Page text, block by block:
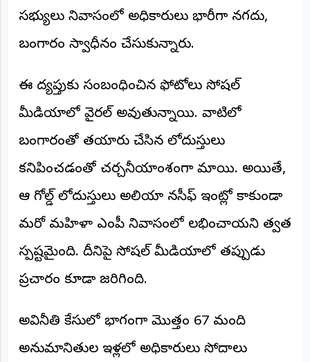
క్రీడలు
జాతీయం
అంతర్జాతీయం
ఆర్టీఐ
డెస్క్
DESK)
మా
రిపోర్టర్లు
రిపోర్టర్‌గా
చేరండి
లాగిన్
(Login)
సభ్యురాలు నివాసంలో అధికారులు భారీగా నగదు,
బంగారం స్వాధీనం చేసుకున్నారు.
ఈ దర్యాప్తుకు సంబంధించిన ఫోటోలు సోషల్
మీడియాలో వైరల్ అవుతున్నాయి. వాటిలో
బంగారంతో తయారు చేసిన లోదుస్తులు
కనిపించడంతో చర్చనీయాంశంగా మారాయి. అయితే,
ఆ గోల్డ్ లోదుస్తులు అలియా నసీఫ్ ఇంట్లో కాకుండా
మరో మహిళా ఎంపీ నివాసంలో లభించాయని తర్వాత
స్పష్టమైంది. దీనిపై సోషల్ మీడియాలో తప్పుడు
ప్రచారం కూడా జరిగింది.
అవినీతి కేసులో భాగంగా మొత్తం 67 మంది
అనుమానితుల ఇళ్లలో అధికారులు సోదాలు